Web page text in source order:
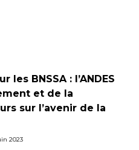
BNSSA : l’ANDES
et de la
sur l’avenir de la
2023